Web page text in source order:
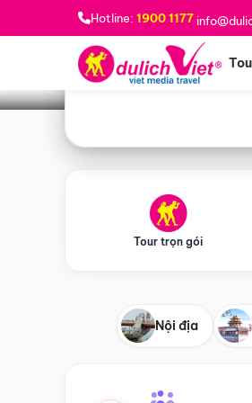
Hotline: 1900 1177
Bạn muốn đi đâu? *
Tour trọn gói
Nội địa